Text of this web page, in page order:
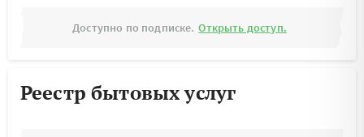
Доступно по подписке. Открыть доступ.
Реестр бытовых услуг